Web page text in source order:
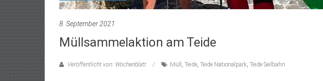
8. September 2021
Müllsammelaktion am Teide
Veröffentlicht von: Wochenblatt Müll , Teide, Teide Nationalpark, Teide Seilbahn